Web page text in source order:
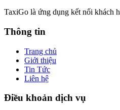
TaxiGo là ứng dụng kết nối khách
Thông tin
Trang chủ
Giới thiệu
Tin Tức
Liên hệ
Điều khoản dịch vụ